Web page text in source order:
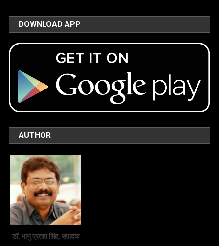
DOWNLOAD APP
AUTHOR
डॉ. भानु प्रताप सिंह, संपादक